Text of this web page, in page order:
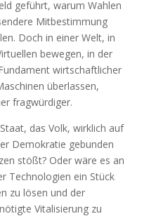
geführt, warum Wahlen
Mitbestimmung
Doch in einer Welt, in
bewegen, in der
wirtschaftlicher
überlassen,
fragwürdiger.
das Volk, wirklich auf
Demokratie gebunden
stößt? Oder wäre es an
Technologien ein Stück
zu lösen und der
Vitalisierung zu